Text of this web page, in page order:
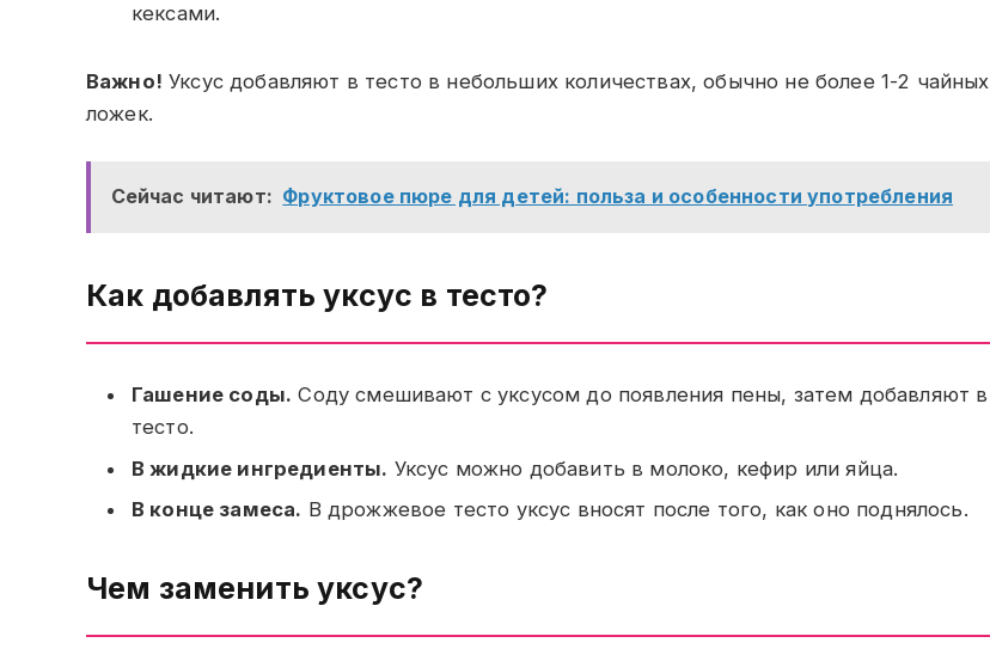
кексами.
Важно! Уксус добавляют в тесто в небольших количествах, обычно не более 1-2 чайных
ложек.
Сейчас читают: Фруктовое пюре для детей: польза и особенности употребления
Как добавлять уксус в тесто?
Гашение соды. Соду смешивают с уксусом до появления пены, затем добавляют в
тесто.
В жидкие ингредиенты. Уксус можно добавить в молоко, кефир или яйца.
В конце замеса. В дрожжевое тесто уксус вносят после того, как оно поднялось.
Чем заменить уксус?